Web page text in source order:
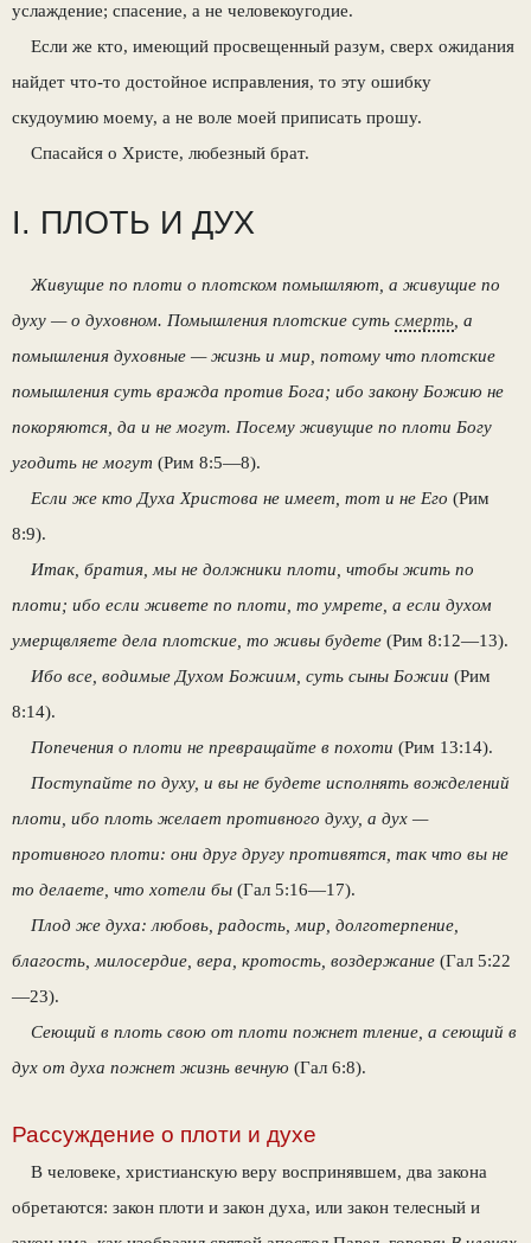
услаждение; спасение, а не человекоугодие.
Если же кто, имеющий просвещенный разум, сверх ожидания
найдет что-то достойное исправления, то эту ошибку
скудоумию моему, а не воле моей приписать прошу.
Спасайся о Христе, любезный брат.
I. ПЛОТЬ И ДУХ
Живущие по плоти о плотском помышляют, а живущие по
духу — о духовном. Помышления плотские суть смерть , а
помышления духовные — жизнь и мир, потому что плотские
помышления суть вражда против Бога; ибо закону Божию не
покоряются, да и не могут. Посему живущие по плоти Богу
угодить не могут (Рим 8:5—8).
Если же кто Духа Христова не имеет, тот и не Его (Рим
8:9).
Итак, братия, мы не должники плоти, чтобы жить по
плоти; ибо если живете по плоти, то умрете, а если духом
умерщвляете дела плотские, то живы будете (Рим 8:12—13).
Ибо все, водимые Духом Божиим, суть сыны Божии (Рим
8:14).
Попечения о плоти не превращайте в похоти (Рим 13:14).
Поступайте по духу, и вы не будете исполнять вожделений
плоти, ибо плоть желает противного духу, а дух —
противного плоти: они друг другу противятся, так что вы не
то делаете, что хотели бы (Гал 5:16—17).
Плод же духа: любовь, радость, мир, долготерпение,
благость, милосердие, вера, кротость, воздержание (Гал 5:22
—23).
Сеющий в плоть свою от плоти пожнет тление, а сеющий в
дух от духа пожнет жизнь вечную (Гал 6:8).
Рассуждение о плоти и духе
В человеке, христианскую веру воспринявшем, два закона
обретаются: закон плоти и закон духа, или закон телесный и